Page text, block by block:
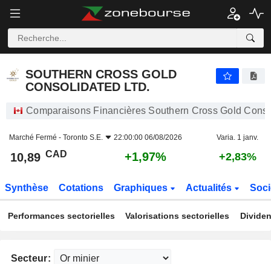
SOUTHERN CROSS GOLD
CONSOLIDATED LTD.
Comparaisons Financières Southern Cross Gold
Marché Fermé - Toronto S.E. 22:00:00 06/08/2026 Varia. 1 janv.
10,89 CAD +1,97% +2,83%
Synthèse Cotations Graphiques Actualités
Performances sectorielles Valorisations sectorielles
Secteur: